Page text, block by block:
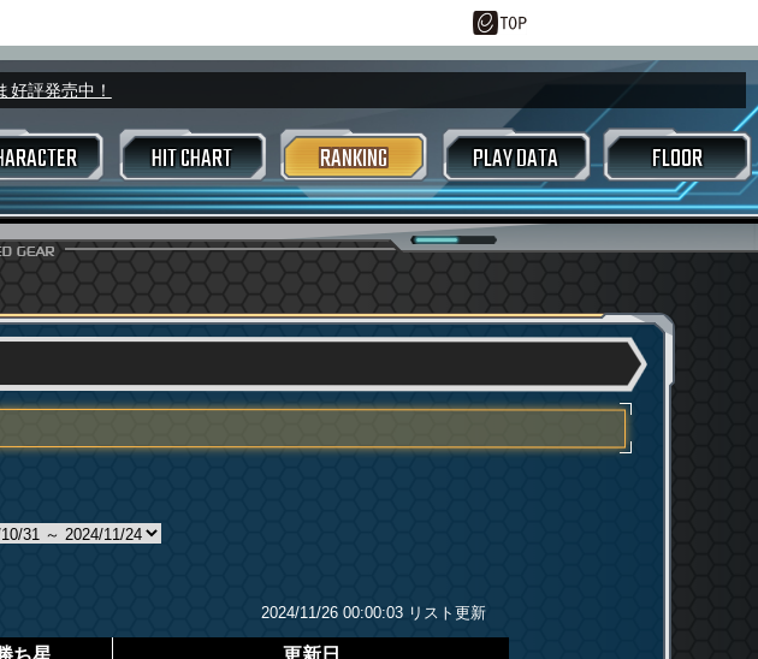
マイルーム画面 トラックセレクト画面
プレーヤーレーダー オプション
HIT CHART
EXIT TUNES 東方アレンジ
RANKING
ウィークリースコアアタック
PLAY DATA
スコアデータ/CSVダウンロード 好敵手
FLOOR
評発売中！
2024/11/26 00:00:03 リスト更新